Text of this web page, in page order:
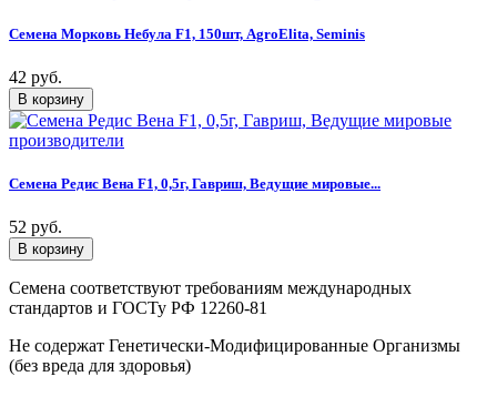
Семена Морковь Небула F1, 150шт, AgroElita, Seminis
42 руб.
Семена Редис Вена F1, 0,5г, Гавриш, Ведущие мировые...
52 руб.
Семена соответствуют требованиям международных
стандартов и ГОСТу РФ 12260-81
Не содержат Генетически-Модифицированные Организмы
(без вреда для здоровья)